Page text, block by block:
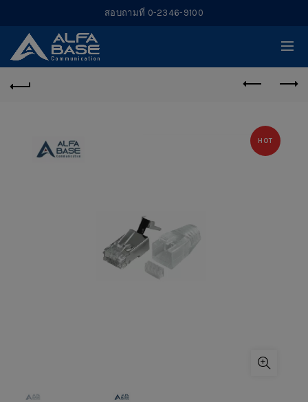
สอบถามที่ 0-2346-9100
HOT